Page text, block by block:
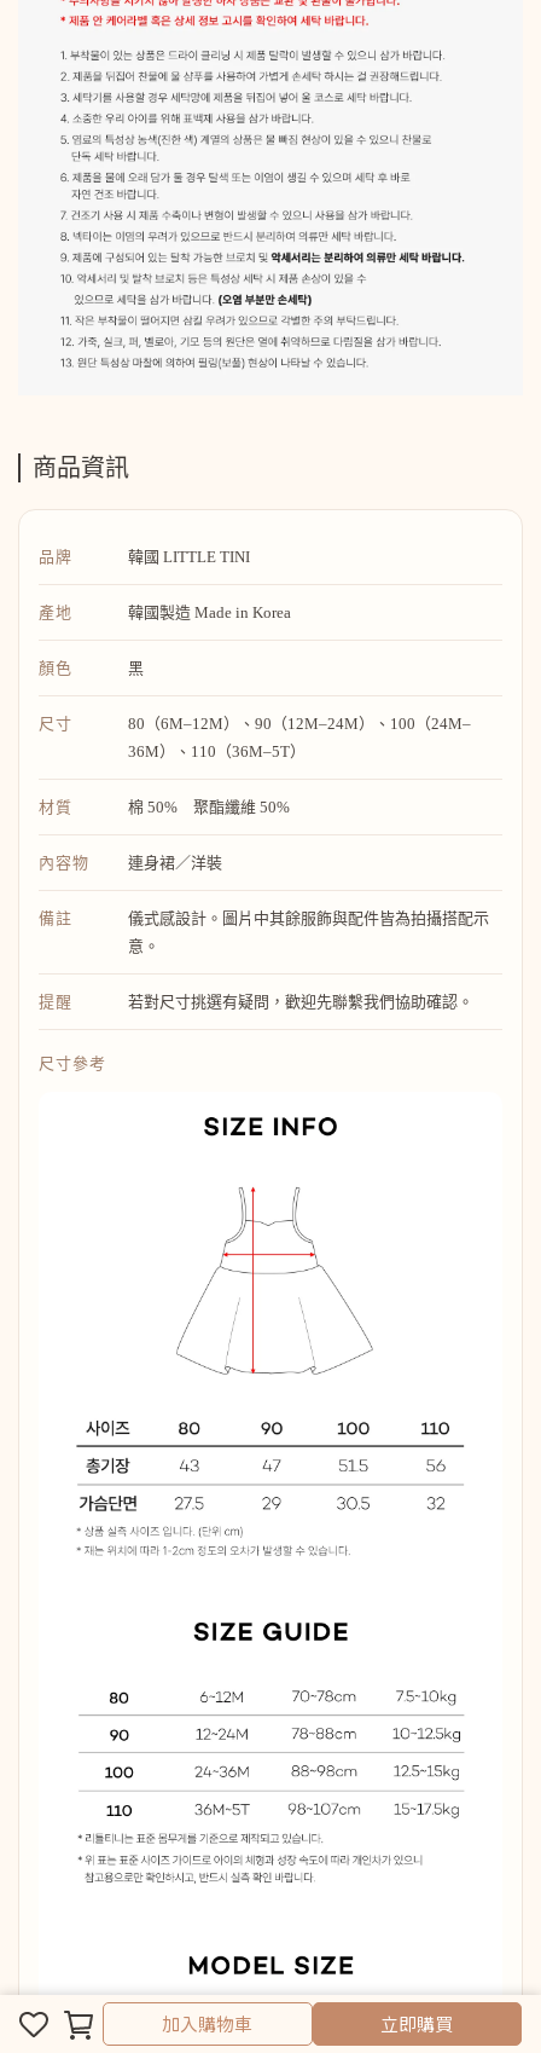
完成
加入購物車 立即購買
商品資訊
品牌 韓國 LITTLE TINI
產地 韓國製造 Made in Korea
顏色 黑
尺寸
80（6M–12M）、90（12M–24M）、100（24M–
36M）、110（36M–5T）
材質 棉 50% 聚酯纖維 50%
內容物 連身裙／洋裝
備註
儀式感設計。圖片中其餘服飾與配件皆為拍攝搭配示
意。
提醒 若對尺寸挑選有疑問，歡迎先聯繫我們協助確認。
尺寸參考